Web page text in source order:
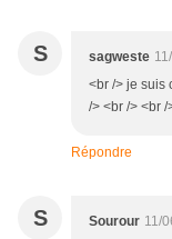
S sagweste
<br /> je suis
/> <br /> <br /
Répondre
S Sourour 11/